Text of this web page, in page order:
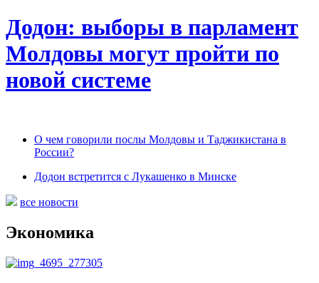
Додон: выборы в парламент
Молдовы могут пройти по
новой системе
О чем говорили послы Молдовы и Таджикистана в
России?
Додон встретится с Лукашенко в Минске
все новости
Экономика